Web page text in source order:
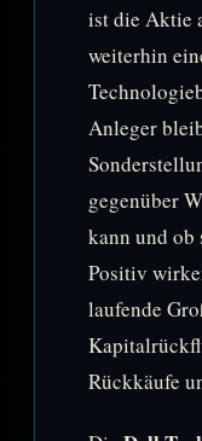
ist die Aktie
weiterhin
Anleger
gegenüber
kann und
Positiv
laufende
Rückkäufe